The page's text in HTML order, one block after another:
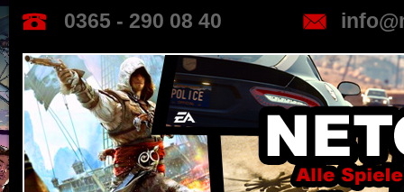
0365 - 290 08 40